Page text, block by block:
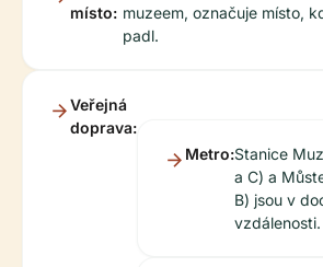
místo: muzeem, označuje místo,
padl.
Veřejná
doprava:
Metro:Stanice
a C) a
B) jsou v
vzdálenosti.